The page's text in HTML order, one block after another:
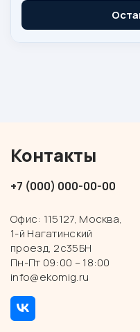
Контакты
+7 (000) 000-00-00
Офис: 115127, Москва,
1-й Нагатинский
проезд, 2с35БН
Пн-Пт 09:00 – 18:00
info@ekomig.ru